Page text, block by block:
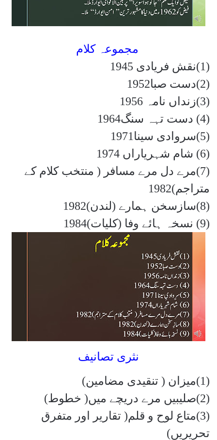
مجموعہ کلام
(1)
نقش فریادی 1945
(2)
دست صبا1952
(3)
زنداں نامہ 1956
(4)
دست تہہ سنگ1964
(5)
سروادی سینا1971
(6)
شام شہریاراں 1974
(7)
مرے دل مرے مسافر ( منتخب کلام کے
متراجم)1982
(8)
سازسخن ہمارے (لندن)1982
(9)
نسخہ ہائے وفا (کلیات)1984
نثری تصانیف
(1)
میزان ( تنقیدی مضامین)
(2)
صلیبیں مرے دریچے میں( خطوط)
(3)
متاع لوح و قلم( تقاریر اور متفرق
تحریریں)